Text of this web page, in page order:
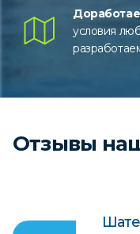
условия
Отзывы